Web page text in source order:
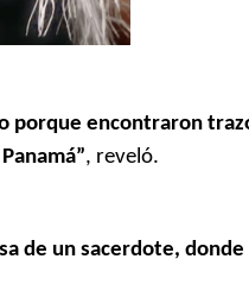
porque encontraron
, reveló.
de un sacerdote, donde